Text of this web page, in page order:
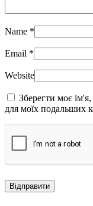
Name *
Email *
Website
Зберегти моє
для моїх подальших